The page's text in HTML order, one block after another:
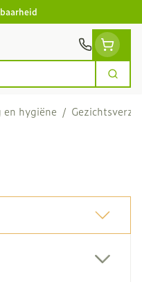
Zoek
hygiëne /